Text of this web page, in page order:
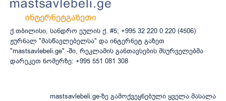
ქ.თბილისი, სანდრო ეულის ქ. #5; +995 32 220 0 220 (4506)
ჟურნალ "მასწავლებელსა" და ინტერნეტ გაზეთ
"mastsavlebeli.ge" -ში, რეკლამის განთავსების მსურველებმა
დარეკეთ ნომერზე: +995 551 081 308
mastsavlebeli.ge-ზე გამოქვეყნებული ყველა მასალა